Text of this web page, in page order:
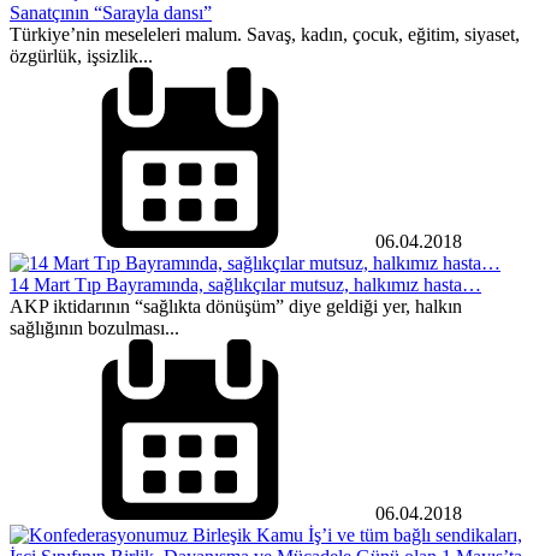
Sanatçının “Sarayla dansı”
Türkiye’nin meseleleri malum. Savaş, kadın, çocuk, eğitim, siyaset,
özgürlük, işsizlik...
06.04.2018
14 Mart Tıp Bayramında, sağlıkçılar mutsuz, halkımız hasta…
AKP iktidarının “sağlıkta dönüşüm” diye geldiği yer, halkın
sağlığının bozulması...
06.04.2018